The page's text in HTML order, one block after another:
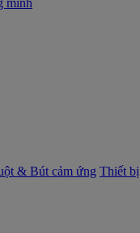
minh
& Bút cảm ứng Thiết